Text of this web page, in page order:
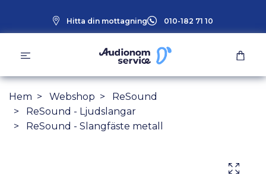
Hitta din mottagning 010-182 71 10
Hem Webshop
ReSound
ReSound - Ljudslangar
ReSound - Slangfäste metall